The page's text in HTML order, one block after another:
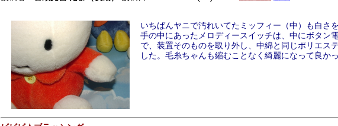
いちばんヤニで汚れいてたミッフィー（中）も白さ
手の中にあったメロディースイッチは、中にボタン
で、装置そのものを取り外し、中綿と同じポリエス
した。毛糸ちゃんも縮むことなく綺麗になって良か